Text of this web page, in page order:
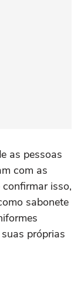
as pessoas
com as
isso,
sabonete
próprias